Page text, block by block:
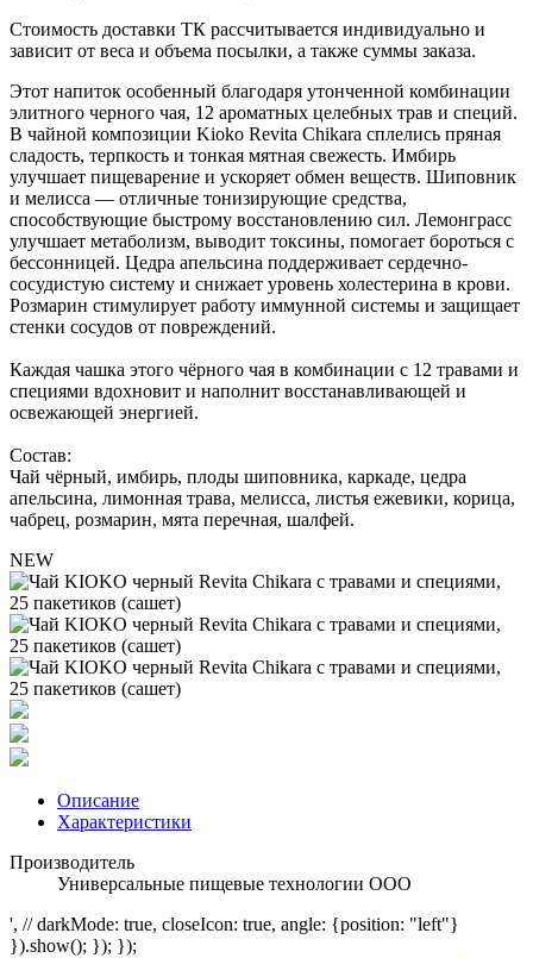
Стоимость доставки ТК рассчитывается индивидуально и
зависит от веса и объема посылки, а также суммы заказа.
Этот напиток особенный благодаря утонченной комбинации
элитного черного чая, 12 ароматных целебных трав и специй.
В чайной композиции Kioko Revita Chikara сплелись пряная
сладость, терпкость и тонкая мятная свежесть. Имбирь
улучшает пищеварение и ускоряет обмен веществ. Шиповник
и мелисса — отличные тонизирующие средства,
способствующие быстрому восстановлению сил. Лемонграсс
улучшает метаболизм, выводит токсины, помогает бороться с
бессонницей. Цедра апельсина поддерживает сердечно-
сосудистую систему и снижает уровень холестерина в крови.
Розмарин стимулирует работу иммунной системы и защищает
стенки сосудов от повреждений.
Каждая чашка этого чёрного чая в комбинации с 12 травами и
специями вдохновит и наполнит восстанавливающей и
освежающей энергией.
Состав:
Чай чёрный, имбирь, плоды шиповника, каркаде, цедра
апельсина, лимонная трава, мелисса, листья ежевики, корица,
чабрец, розмарин, мята перечная, шалфей.
NEW
Описание
Характеристики
Производитель
Универсальные пищевые технологии ООО
', // darkMode: true, closeIcon: true, angle: {position: "left"}
}).show(); }); });